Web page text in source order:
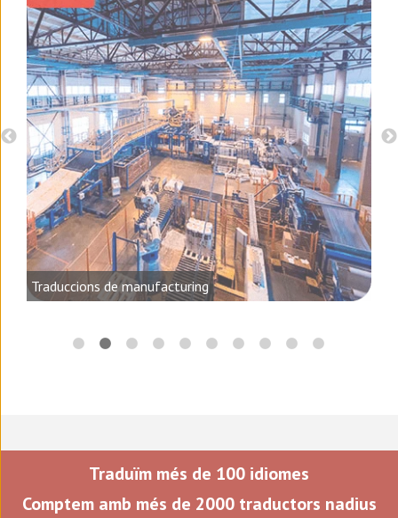
Traduccions de manufacturing
Traduïm més de 100 idiomes
Comptem amb més de 2000 traductors nadius